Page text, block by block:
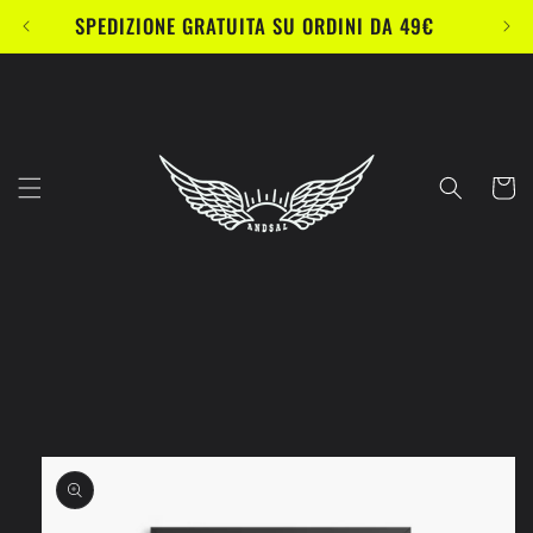
direttamenteSPEDIZIONE GRATUITA SU ORDINI DA 49€
Carrello